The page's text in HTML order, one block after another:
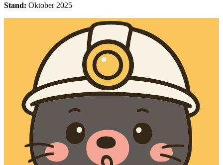
Stand: Oktober 2025